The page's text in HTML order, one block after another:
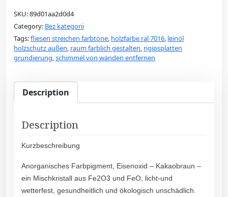
SKU:89d01aa2d0d4
Category: Bez kategorii
Tags:fliesen streichen farbtöne, holzfarbe ral 7016, leinöl
holzschutz außen, raum farblich gestalten, rigipsplatten
grundierung,schimmel von wänden entfernen
Description
Description
Kurzbeschreibung
Anorganisches Farbpigment, Eisenoxid – Kakaobraun –
ein Mischkristall aus Fe2O3 und FeO, licht-und
wetterfest, gesundheitlich und ökologisch unschädlich.